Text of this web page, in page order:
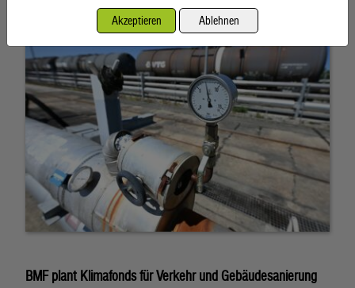
7. August 2026, Wien
BMF plant Klimafonds für Verkehr und Gebäudesanierung
Akzeptieren Ablehnen